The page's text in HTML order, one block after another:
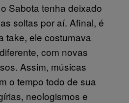
Sabota tenha deixado
soltas por aí. Afinal, é
take, ele costumava
com novas
Assim, músicas
o tempo todo de sua
neologismos e